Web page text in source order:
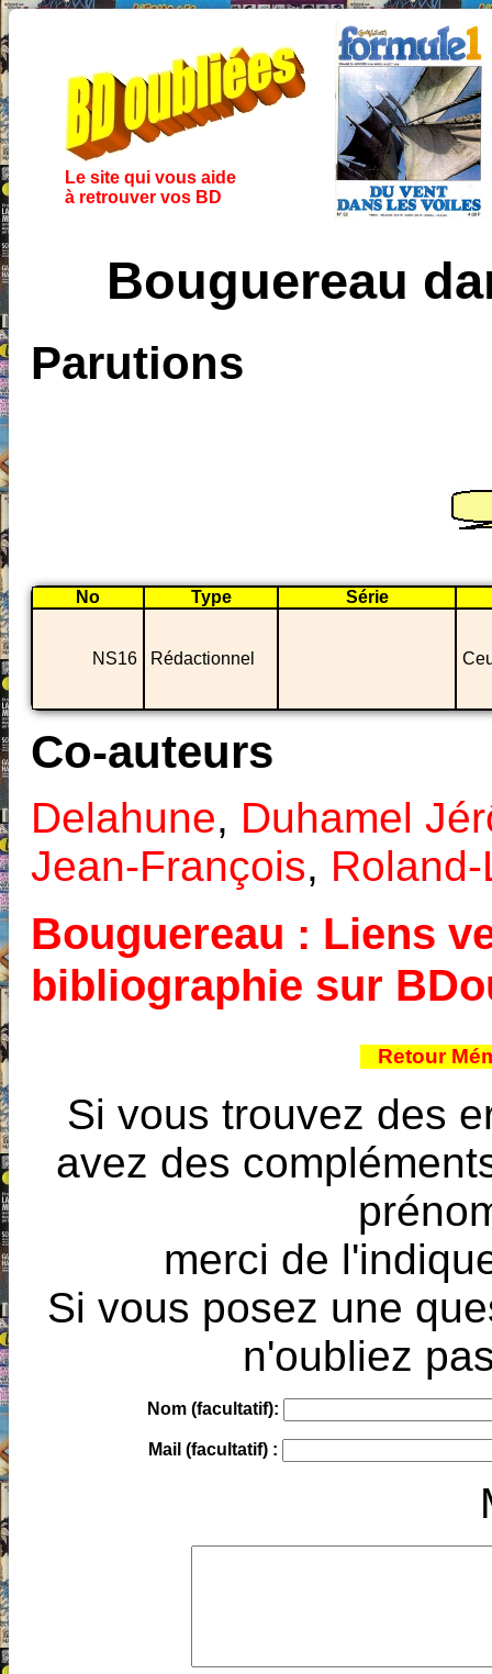
Le site qui vous aide
à retrouver vos BD
Bouguereau
Parutions
No Type Série
NS16 Rédactionnel
Co-auteurs
Delahune, Duhamel
Jean-François,
Bouguereau : Liens
bibliographie sur
Retour
Si vous trouvez des
avez des
merci de
Si vous posez une
n'oubliez
Nom (facultatif):
Mail (facultatif) :